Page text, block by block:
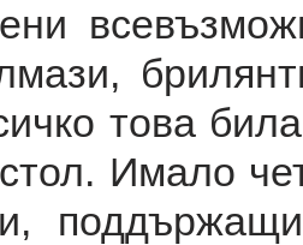
това
Имало